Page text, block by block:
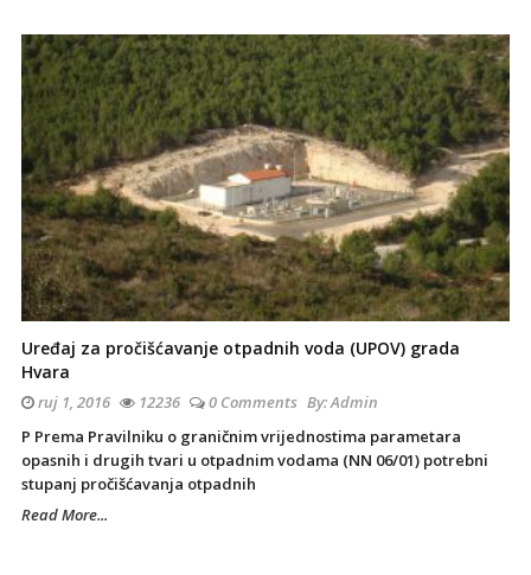
Uređaj za pročišćavanje otpadnih voda (UPOV) grada
Hvara
ruj 1, 2016 12236 0 Comments By:Admin
P Prema Pravilniku o graničnim vrijednostima parametara
opasnih i drugih tvari u otpadnim vodama (NN 06/01) potrebni
stupanj pročišćavanja otpadnih
Read More...